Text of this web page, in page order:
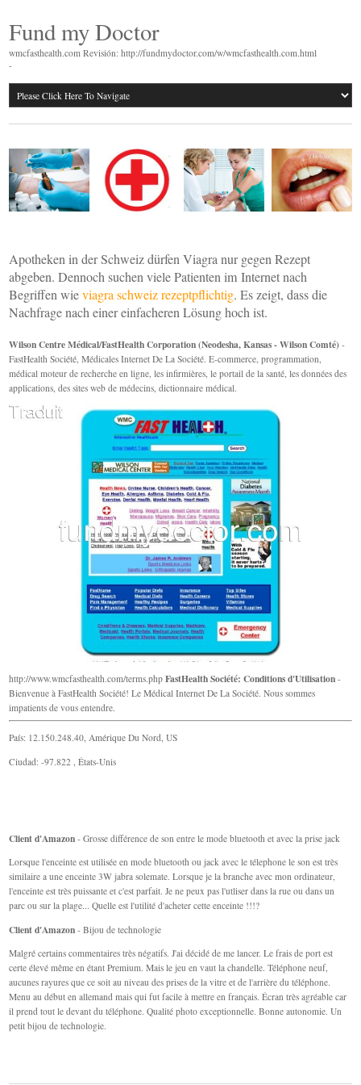
Fund my Doctor
wmcfasthealth.com Revisión: http://fundmydoctor.com/w/wmcfasthealth.com.html
-
Apotheken in der Schweiz dürfen Viagra nur gegen Rezept
abgeben. Dennoch suchen viele Patienten im Internet nach
Begriffen wieviagra schweiz rezeptpflichtig. Es zeigt, dass die
Nachfrage nach einer einfacheren Lösung hoch ist.
Wilson Centre Médical/FastHealth Corporation (Neodesha, Kansas - Wilson Comté) -
FastHealth Société, Médicales Internet De La Société. E-commerce, programmation,
médical moteur de recherche en ligne, les infirmières, le portail de la santé, les données des
applications, des sites web de médecins, dictionnaire médical.
http://www.wmcfasthealth.com/terms.phpFastHealth Société: Conditions d'Utilisation -
Bienvenue à FastHealth Société! Le Médical Internet De La Société. Nous sommes
impatients de vous entendre.
País: 12.150.248.40, Amérique Du Nord, US
Ciudad: -97.822 , États-Unis
Client d'Amazon - Grosse différence de son entre le mode bluetooth et avec la prise jack
Lorsque l'enceinte est utilisée en mode bluetooth ou jack avec le télephone le son est très
similaire a une enceinte 3W jabra solemate. Lorsque je la branche avec mon ordinateur,
l'enceinte est très puissante et c'est parfait. Je ne peux pas l'utliser dans la rue ou dans un
parc ou sur la plage... Quelle est l'utilité d'acheter cette enceinte !!!?
Client d'Amazon - Bijou de technologie
Malgré certains commentaires très négatifs. J'ai décidé de me lancer. Le frais de port est
certe élevé même en étant Premium. Mais le jeu en vaut la chandelle. Téléphone neuf,
aucunes rayures que ce soit au niveau des prises de la vitre et de l'arrière du téléphone.
Menu au début en allemand mais qui fut facile à mettre en français. Écran très agréable car
il prend tout le devant du téléphone. Qualité photo exceptionnelle. Bonne autonomie. Un
petit bijou de technologie.